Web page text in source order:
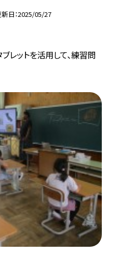
日 2025/05/27
レットを活用して、練習問